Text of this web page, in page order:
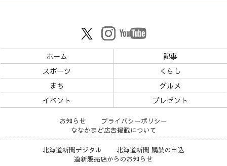
ホーム
記事
スポーツ
くらし
まち
グルメ
イベント
プレゼント
お知らせ
プライバシーポリシー
ななかまど広告掲載について
北海道新聞デジタル
北海道新聞 購読の申込
道新販売店からのお知らせ